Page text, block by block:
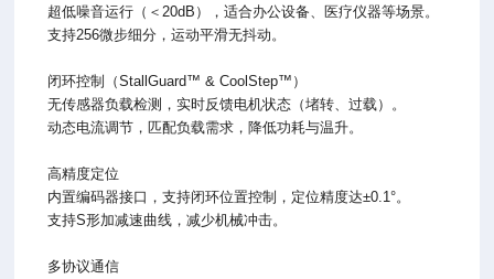
超低噪音运行（＜20dB），适合办公设备、医疗仪器等场景。
支持256微步细分，运动平滑无抖动。
闭环控制（StallGuard™ & CoolStep™）
无传感器负载检测，实时反馈电机状态（堵转、过载）。
动态电流调节，匹配负载需求，降低功耗与温升。
高精度定位
内置编码器接口，支持闭环位置控制，定位精度达±0.1°。
支持S形加减速曲线，减少机械冲击。
多协议通信